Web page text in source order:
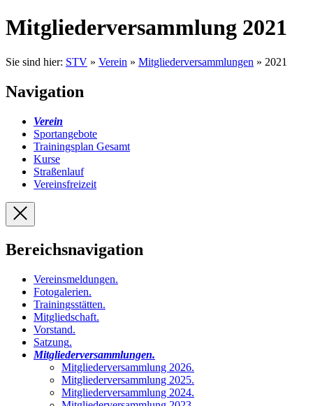
Mitgliederversammlung 2021
Sie sind hier: STV » Verein » Mitgliederversammlungen » 2021
Navigation
Verein
Sportangebote
Trainingsplan Gesamt
Kurse
Straßenlauf
Vereinsfreizeit
Bereichsnavigation
Vereinsmeldungen.
Fotogalerien.
Trainingsstätten.
Mitgliedschaft.
Vorstand.
Satzung.
Mitgliederversammlungen.
Mitgliederversammlung 2026.
Mitgliederversammlung 2025.
Mitgliederversammlung 2024.